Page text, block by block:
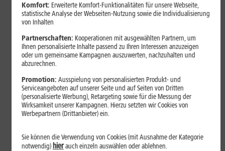
Bestenliste
Smartphones mit langer
Akkulaufzeit 2026: Diese Modelle
halten im Alltag besonders lange
durch
Komfort: Erweiterte Komfort-Funktionalitäten für unsere Webseite,
statistische Analyse der Webseiten-Nutzung sowie die Individualisierung
von Inhalten
Partnerschaften: Kooperationen mit ausgewählten Partnern, um
Ihnen personalisierte Inhalte passend zu Ihren Interessen anzuzeigen
oder um gemeinsame Kampagnen auszuwerten, nachzuhalten und
abzurechnen.
Promotion: Ausspielung von personalisierten Produkt- und
Serviceangeboten auf unserer Seite und auf Seiten von Dritten
(personalisierte Werbung), Retargeting sowie für die Messung der
Wirksamkeit unserer Kampagnen. Hierzu setzten wir Cookies von
Werbepartnern (Drittanbieter) ein.
Sie können die Verwendung von Cookies (mit Ausnahme der Kategorie
notwendig) hierauch einzeln auswählen oder ablehnen.